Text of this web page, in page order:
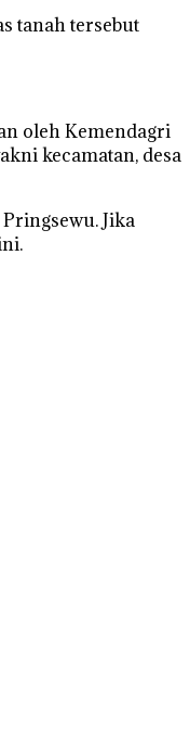
tanah tersebut
oleh Kemendagri
kecamatan, desa
Jika